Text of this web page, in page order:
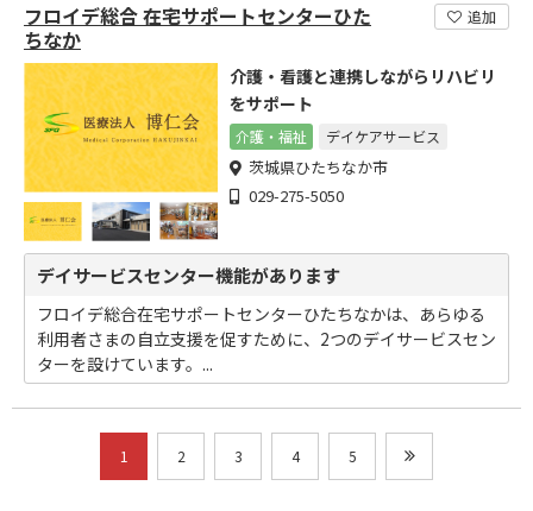
フロイデ総合 在宅サポートセンターひた
ちなか
追加
介護・看護と連携しながらリハビリ
をサポート
介護・福祉 デイケアサービス
茨城県ひたちなか市
029-275-5050
デイサービスセンター機能があります
フロイデ総合在宅サポートセンターひたちなかは、あらゆる
利用者さまの自立支援を促すために、2つのデイサービスセン
ターを設けています。...
1 2 3 4 5